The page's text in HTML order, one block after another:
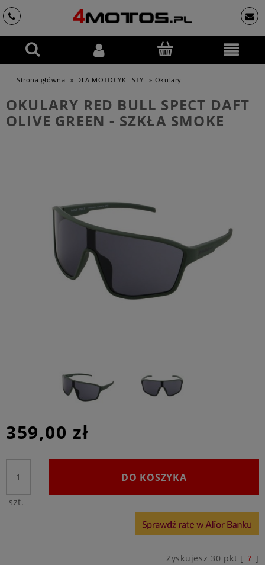
Strona główna » DLA MOTOCYKLISTY » Okulary
OKULARY RED BULL SPECT DAFT
OLIVE GREEN - SZKŁA SMOKE
359,00 zł
szt.
DO KOSZYKA
Zyskujesz 30 pkt [ ? ]